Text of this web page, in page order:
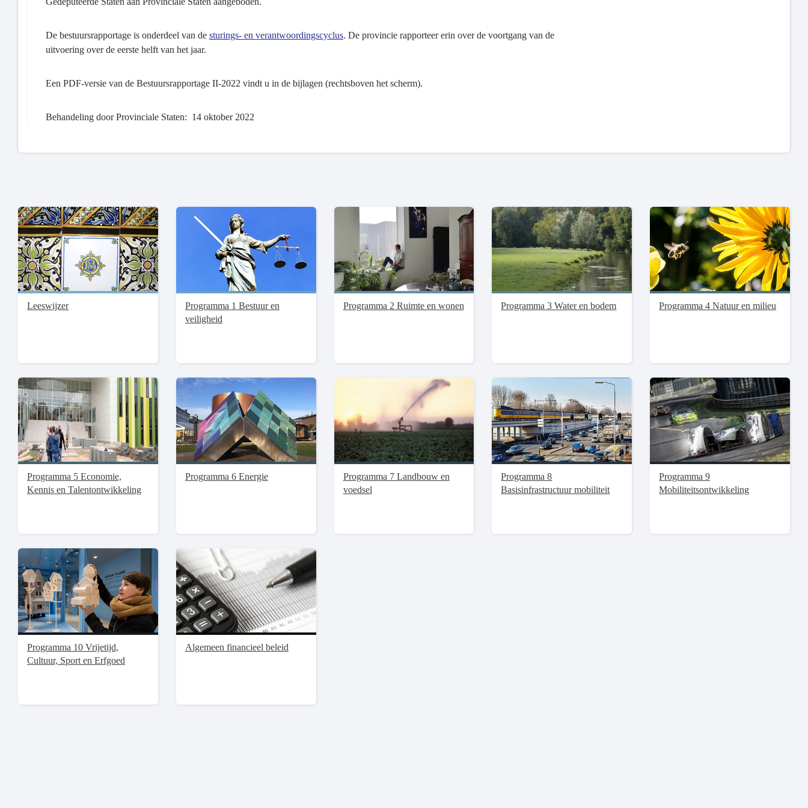
De bestuursrapportage is onderdeel van de sturings- en verantwoordingscyclus. De provincie rapporteer erin over de voortgang van de
uitvoering over de eerste helft van het jaar.
Een PDF-versie van de Bestuursrapportage II-2022 vindt u in de bijlagen (rechtsboven het scherm).
Behandeling door Provinciale Staten: 14 oktober 2022
Leeswijzer
Programma 1 Bestuur en
veiligheid
Programma 2 Ruimte en wonen Programma 3 Water en bodem Programma 4 Natuur en milieu
Programma 5 Economie,
Kennis en Talentontwikkeling
Programma 6 Energie
Programma 7 Landbouw en
voedsel
Programma 8
Basisinfrastructuur mobiliteit
Programma 9
Mobiliteitsontwikkeling
Programma 10 Vrijetijd,
Cultuur, Sport en Erfgoed
Algemeen financieel beleid